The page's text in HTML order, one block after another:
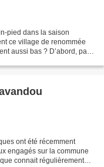
pied dans la saison
ce village de renommée
aussi bas ? D’abord, par
ont été récemment
engagés sur la commune
connait régulièrement